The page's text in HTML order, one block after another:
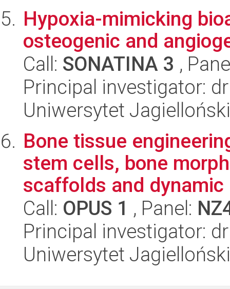
Hypoxia-mimicking
osteogenic and
Call: SONATINA 3 ,
Principal investigator:
Uniwersytet
Bone tissue
stem cells, bone
scaffolds and dynamic
Call: OPUS 1 , Panel:
Principal investigator:
Uniwersytet Jagielloński